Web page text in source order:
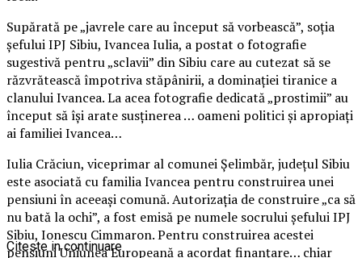
Supărată pe „javrele care au început să vorbească”, soția
șefului IPJ Sibiu, Ivancea Iulia, a postat o fotografie
sugestivă pentru „sclavii” din Sibiu care au cutezat să se
răzvrătească împotriva stăpânirii, a dominației tiranice a
clanului Ivancea. La acea fotografie dedicată „prostimii” au
început să își arate susținerea … oameni politici și apropiați
ai familiei Ivancea…
Iulia Crăciun, viceprimar al comunei Șelimbăr, județul Sibiu
este asociată cu familia Ivancea pentru construirea unei
pensiuni în aceeași comună. Autorizația de construire „ca să
nu bată la ochi”, a fost emisă pe numele socrului șefului IPJ
Sibiu, Ionescu Cimmaron. Pentru construirea acestei
pensiuni Uniunea Europeană a acordat finanțare… chiar
Citeste in continuare